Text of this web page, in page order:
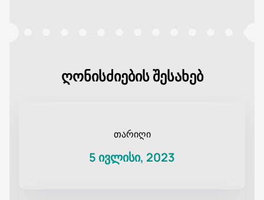
ღონისძიების შესახებ
თარიღი
5 ივლისი, 2023